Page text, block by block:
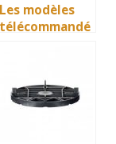
Les modèles
télécommandé
que jamais!